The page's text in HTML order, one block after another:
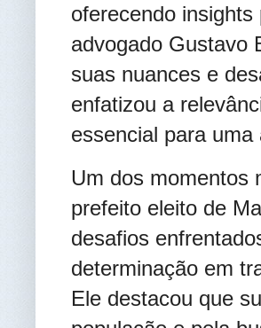
oferecendo
advogado Gustavo
suas nuances e
enfatizou a
essencial para
Um dos momentos
prefeito eleito de
desafios
determinação em
Ele destacou que